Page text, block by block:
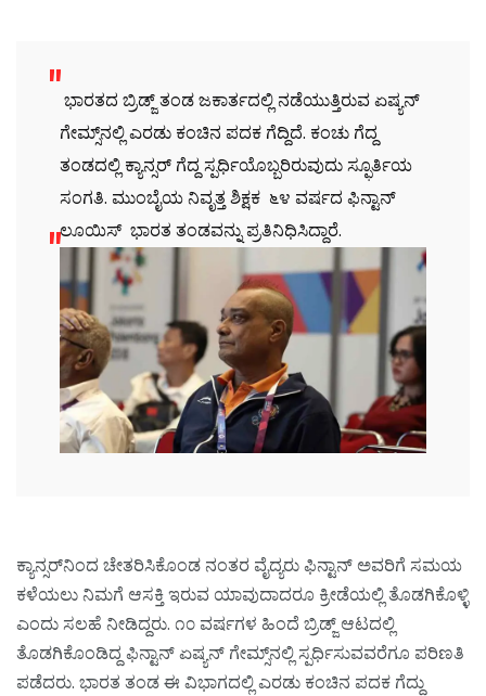
ಭಾರತದ ಬ್ರಿಡ್ಜ್ ತಂಡ ಜಕಾರ್ತದಲ್ಲಿ ನಡೆಯುತ್ತಿರುವ ಏಷ್ಯನ್
ಗೇಮ್ಸ್‌ನಲ್ಲಿ ಎರಡು ಕಂಚಿನ ಪದಕ ಗೆದ್ದಿದೆ. ಕಂಚು ಗೆದ್ದ
ತಂಡದಲ್ಲಿ ಕ್ಯಾನ್ಸರ್ ಗೆದ್ದ ಸ್ಪರ್ಧಿಯೊಬ್ಬರಿರುವುದು ಸ್ಫೂರ್ತಿಯ
ಸಂಗತಿ. ಮುಂಬೈಯ ನಿವೃತ್ತ ಶಿಕ್ಷಕ ೬೪ ವರ್ಷದ ಫಿನ್ಟಾನ್
ಲೂಯಿಸ್ ಭಾರತ ತಂಡವನ್ನು ಪ್ರತಿನಿಧಿಸಿದ್ದಾರೆ.
ಕ್ಯಾನ್ಸರ್‌ನಿಂದ ಚೇತರಿಸಿಕೊಂಡ ನಂತರ ವೈದ್ಯರು ಫಿನ್ಟಾನ್ ಅವರಿಗೆ ಸಮಯ
ಕಳೆಯಲು ನಿಮಗೆ ಆಸಕ್ತಿ ಇರುವ ಯಾವುದಾದರೂ ಕ್ರೀಡೆಯಲ್ಲಿ ತೊಡಗಿಕೊಳ್ಳಿ
ಎಂದು ಸಲಹೆ ನೀಡಿದ್ದರು. ೧೦ ವರ್ಷಗಳ ಹಿಂದೆ ಬ್ರಿಡ್ಜ್ ಆಟದಲ್ಲಿ
ತೊಡಗಿಕೊಂಡಿದ್ದ ಫಿನ್ಟಾನ್ ಏಷ್ಯನ್ ಗೇಮ್ಸ್‌ನಲ್ಲಿ ಸ್ಪರ್ಧಿಸುವವರೆಗೂ ಪರಿಣತಿ
ಪಡೆದರು. ಭಾರತ ತಂಡ ಈ ವಿಭಾಗದಲ್ಲಿ ಎರಡು ಕಂಚಿನ ಪದಕ ಗೆದ್ದು